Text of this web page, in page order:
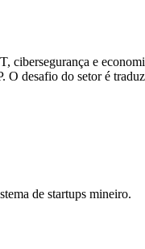
e
desafio do setor é
de startups mineiro.